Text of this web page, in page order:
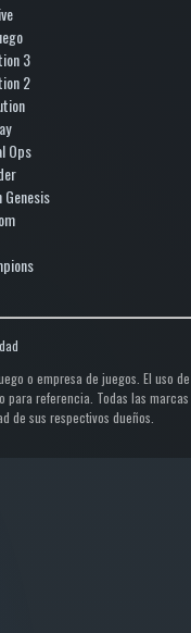
3
2
Ops
o empresa de juegos. El uso de
para referencia. Todas las marcas
de sus respectivos dueños.